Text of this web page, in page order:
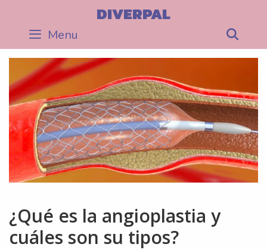
content
DIVERPAL
Menu
¿Qué es la angioplastia y
cuáles son su tipos?